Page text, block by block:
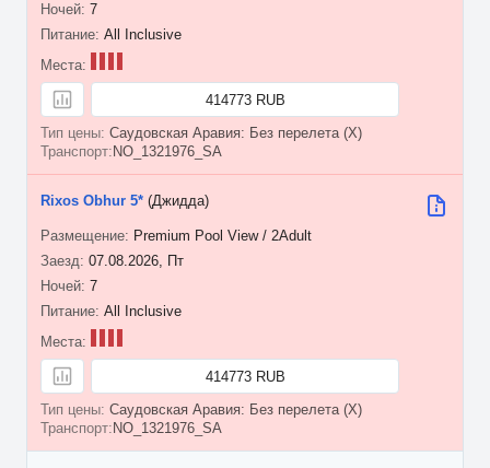
7
All Inclusive
414773 RUB
Саудовская Аравия: Без перелета (X)
NO_1321976_SA
07.08.2026, Пт
7
Rixos Obhur 5* (Джидда)
Premium Pool View / 2Adult
All Inclusive
414773 RUB
Саудовская Аравия: Без перелета (X)
NO_1321976_SA